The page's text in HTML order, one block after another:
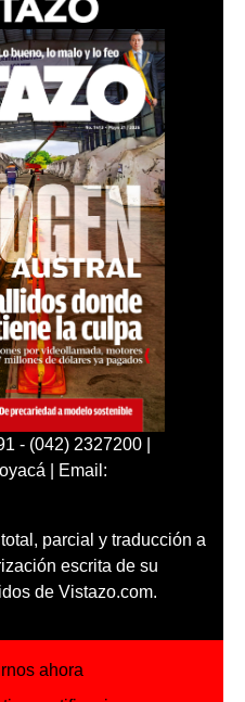
- (042) 2327200 |
| Email:
parcial y traducción a
escrita de su
de Vistazo.com.
ahora